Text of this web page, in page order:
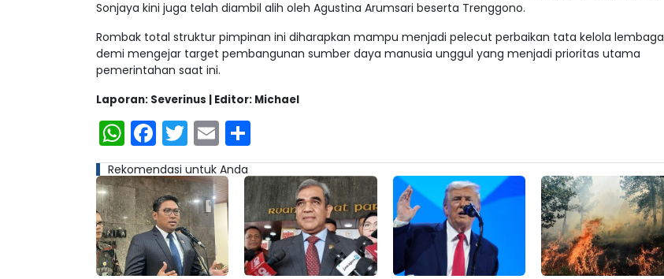
Sonjaya kini juga telah diambil alih oleh Agustina Arumsari beserta Trenggono.
Rombak total struktur pimpinan ini diharapkan mampu menjadi pelecut perbaikan tata kelola lembaga
demi mengejar target pembangunan sumber daya manusia unggul yang menjadi prioritas utama
pemerintahan saat ini.
Laporan: Severinus | Editor: Michael
WhatsApp
Facebook
Twitter
Email
Rekomendasi untuk Anda